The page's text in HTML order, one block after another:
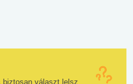
biztosan választ lelsz